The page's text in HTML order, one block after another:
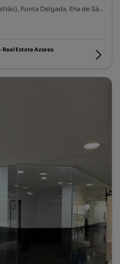
Ponta Delgada (São Sebastião), Ponta Delgada, Ilha de São Miguel
Estate Azores